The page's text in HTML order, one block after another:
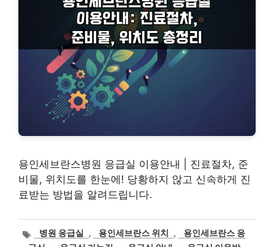
용인세브란스병원 응급실 이용안내 | 진료절차, 준
비물, 위치도를 한눈에! 당황하지 않고 신속하게 진
료받는 방법을 알려드립니다.
태
그
병원 응급실 , 용인세브란스 위치 ,
용인세브란스 응